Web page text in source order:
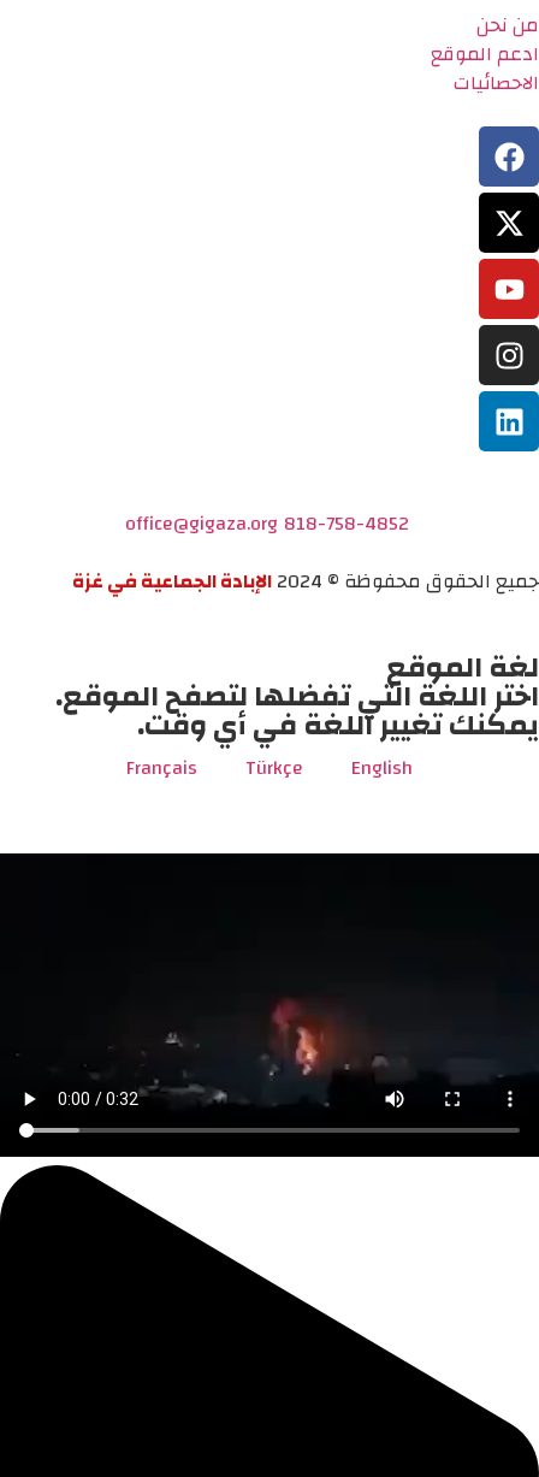
من نحن
ادعم الموقع
الاحصائيات
818-758-4852
office@gigaza.org
جميع الحقوق محفوظة © 2024
الإبادة الجماعية في غزة
لغة الموقع
اختر اللغة التي تفضلها لتصفح الموقع.
يمكنك تغيير اللغة في أي وقت.
English
Türkçe
Français